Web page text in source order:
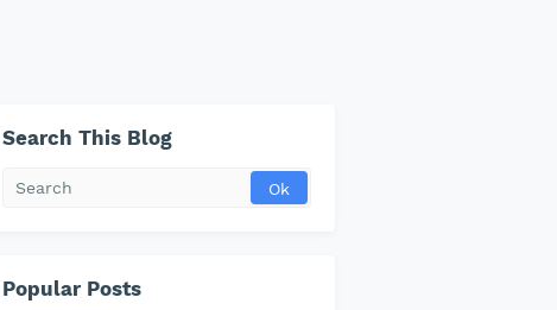
Search This Blog
Popular Posts